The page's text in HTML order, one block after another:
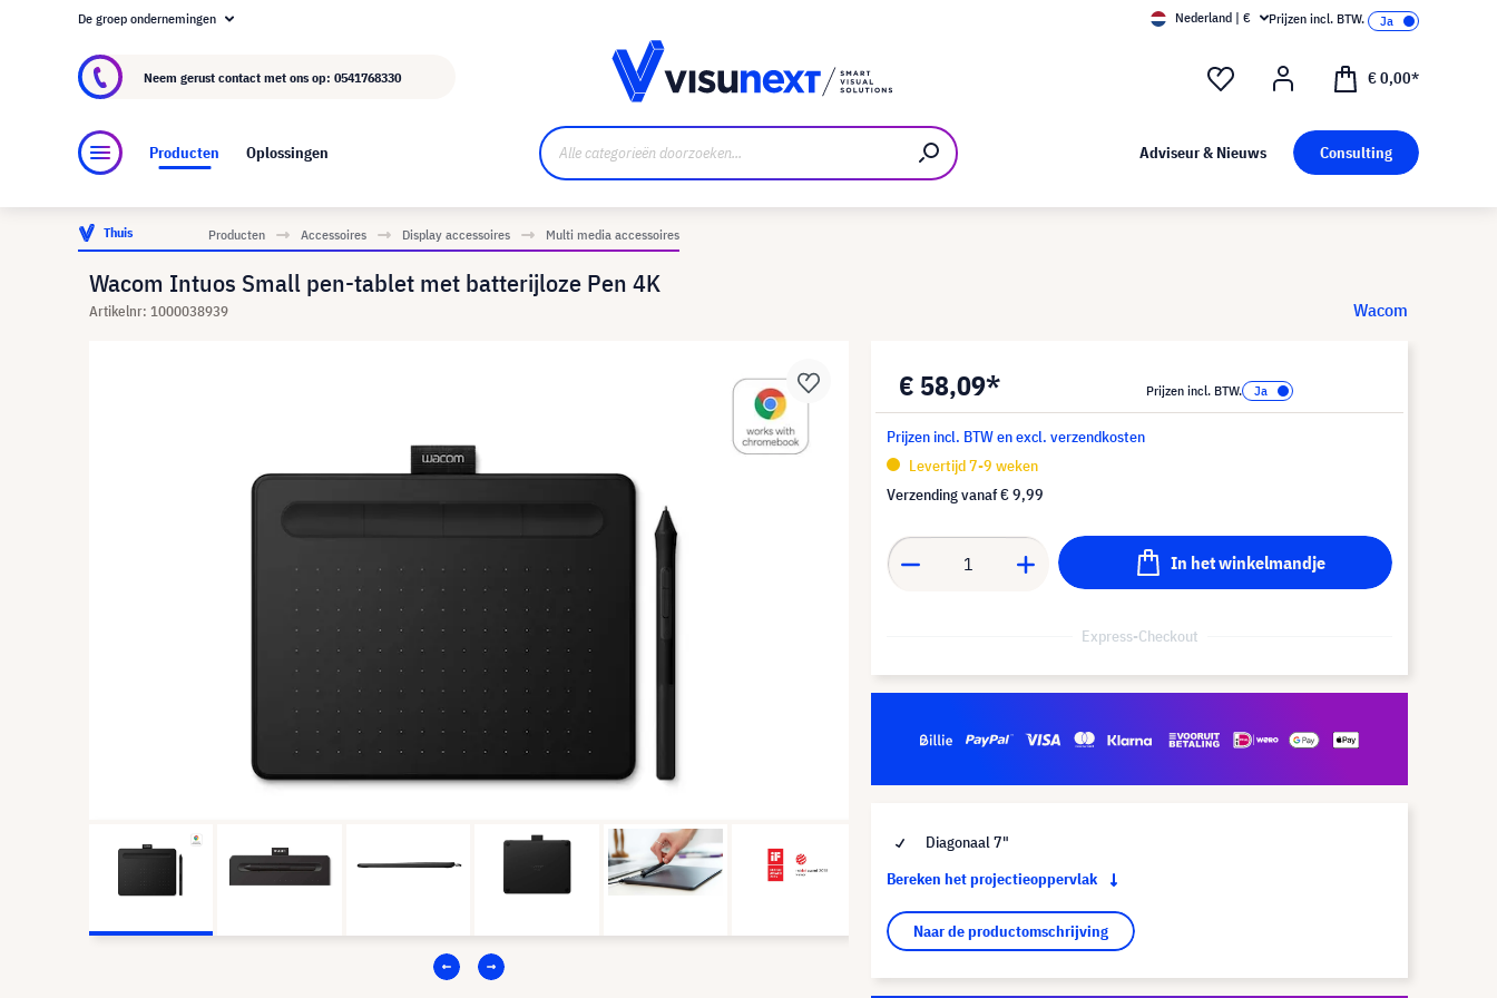
Over visunext.nl
De groep ondernemingen Nederland | € Prijzen incl. BTW.
Neem gerust contact met ons op: 0541768330 € 0,00*
Producten Oplossingen Adviseur & Nieuws Consulting
Thuis Producten Accessoires Display accessoires Multi media accessoires
Wacom Intuos Small pen-tablet met batterijloze Pen 4K
Artikelnr: 1000038939 Wacom
€ 58,09* Prijzen incl. BTW.
Prijzen incl. BTW en excl. verzendkosten
Levertijd 7-9 weken
Verzending vanaf€ 9,99
In het winkelmandje
Express-Checkout
Diagonaal 7"
Bereken het projectieoppervlak
Naar de productomschrijving